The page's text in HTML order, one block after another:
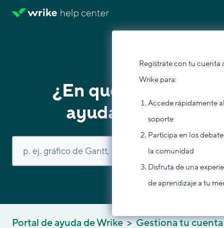
Regístrate con tu cuenta
Wrike para:
Accede rápidamente
soporte
Participa en los
la comunidad
Disfruta de una
de aprendizaje a tu
¿En qué podemos
ayudarte hoy?
Portal de ayuda de Wrike
Gestiona tu cuenta